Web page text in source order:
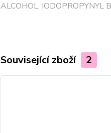
ALCOHOL, IODOPROPYNYL
Související zboží 2